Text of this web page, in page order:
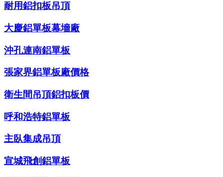
耐用鋁扣板吊頂
大慶鋁單板幕墻廠
沖孔連南鋁單板
張家界鋁單板廠價格
衛生間吊頂鋁扣板價
呼和浩特鋁單板
主臥集成吊頂
宣城飛創鋁單板